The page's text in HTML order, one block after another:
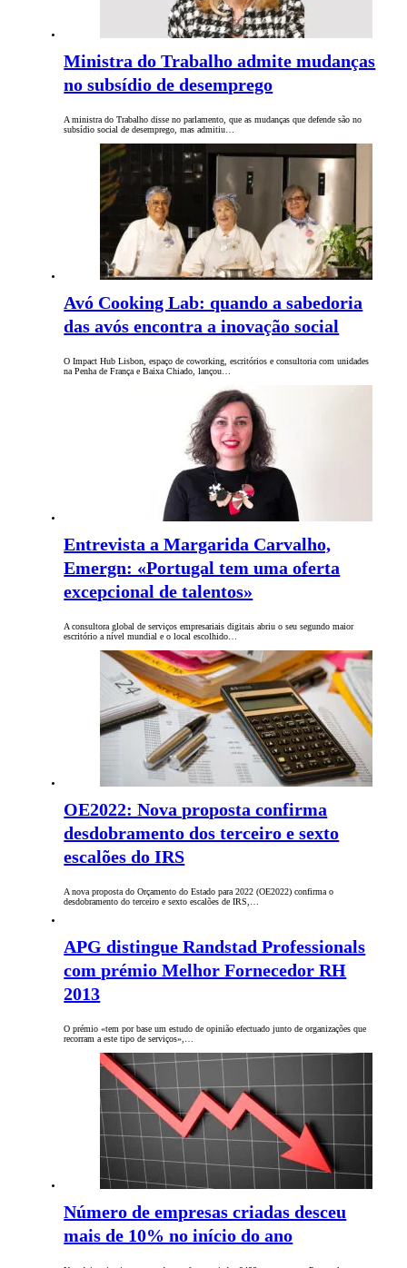
Ministra do Trabalho admite mudanças
no subsídio de desemprego
A ministra do Trabalho disse no parlamento, que as mudanças que defende são no
subsídio social de desemprego, mas admitiu…
Avó Cooking Lab: quando a sabedoria
das avós encontra a inovação social
O Impact Hub Lisbon, espaço de coworking, escritórios e consultoria com unidades
na Penha de França e Baixa Chiado, lançou…
Entrevista a Margarida Carvalho,
Emergn: «Portugal tem uma oferta
excepcional de talentos»
A consultora global de serviços empresariais digitais abriu o seu segundo maior
escritório a nível mundial e o local escolhido…
OE2022: Nova proposta confirma
desdobramento dos terceiro e sexto
escalões do IRS
A nova proposta do Orçamento do Estado para 2022 (OE2022) confirma o
desdobramento do terceiro e sexto escalões de IRS,…
APG distingue Randstad Professionals
com prémio Melhor Fornecedor RH
2013
O prémio «tem por base um estudo de opinião efectuado junto de organizações que
recorram a este tipo de serviços»,…
Número de empresas criadas desceu
mais de 10% no início do ano